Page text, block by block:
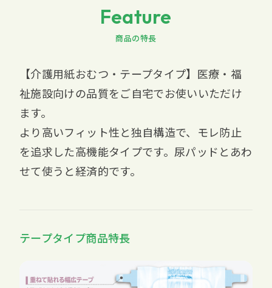
Feature
商品の特長
【介護用紙おむつ・テープタイプ】医療・福
祉施設向けの品質をご自宅でお使いいただけ
ます。
より高いフィット性と独自構造で、モレ防止
を追求した高機能タイプです。尿パッドとあわ
せて使うと経済的です。
テープタイプ商品特長